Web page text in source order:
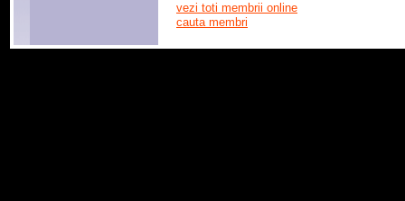
vezi toti membrii online
cauta membri